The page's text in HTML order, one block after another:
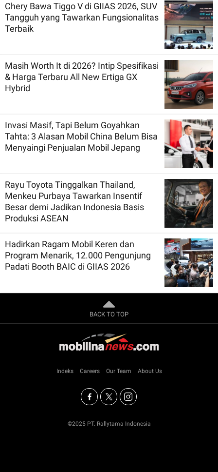
Chery Bawa Tiggo V di GIIAS 2026, SUV
Tangguh yang Tawarkan Fungsionalitas
Terbaik
Masih Worth It di 2026? Intip Spesifikasi
& Harga Terbaru All New Ertiga GX
Hybrid
Invasi Masif, Tapi Belum Goyahkan
Tahta: 3 Alasan Mobil China Belum Bisa
Menyaingi Penjualan Mobil Jepang
Rayu Toyota Tinggalkan Thailand,
Menkeu Purbaya Tawarkan Insentif
Besar demi Jadikan Indonesia Basis
Produksi ASEAN
Hadirkan Ragam Mobil Keren dan
Program Menarik, 12.000 Pengunjung
Padati Booth BAIC di GIIAS 2026
BACK TO TOP
Indeks Careers Our Team About Us
©2025 PT. Rallytama Indonesia